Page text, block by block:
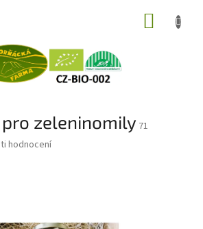
zeleninomily 71
hodnocení